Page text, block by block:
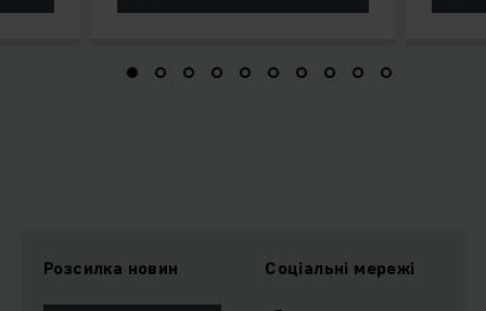
Розсилка новин Соціальні мережі